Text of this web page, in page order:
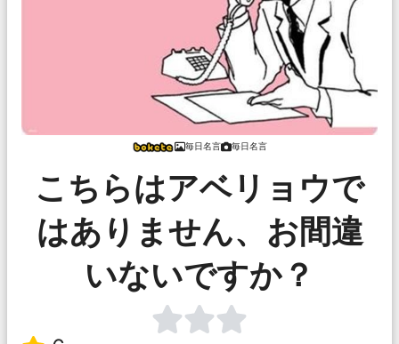
毎日名言 毎日名言
こちらはアベリョウで
はありません、お間違
いないですか？